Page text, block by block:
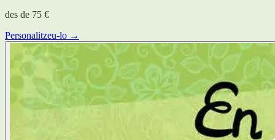
des de 75 €
Personalitzeu-lo →